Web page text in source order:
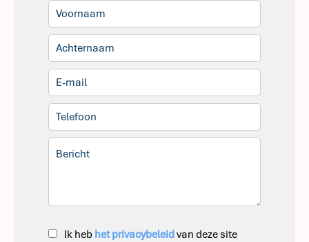
Ik heb het privacybeleidvan deze site